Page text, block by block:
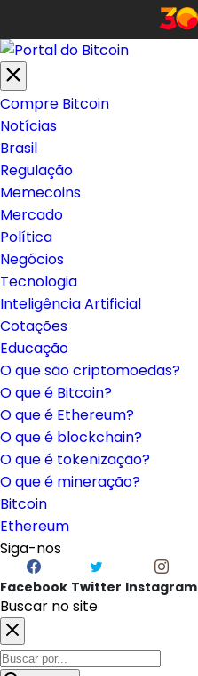
Compre Bitcoin
Notícias
Brasil
Regulação
Memecoins
Mercado
Política
Negócios
Tecnologia
Inteligência Artificial
Cotações
Educação
O que são criptomoedas?
O que é Bitcoin?
O que é Ethereum?
O que é blockchain?
O que é tokenização?
O que é mineração?
Bitcoin
Ethereum
Siga-nos
Facebook Twitter Instagram
Buscar no site